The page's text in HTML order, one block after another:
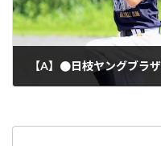
【A】●日枝ヤングブラ